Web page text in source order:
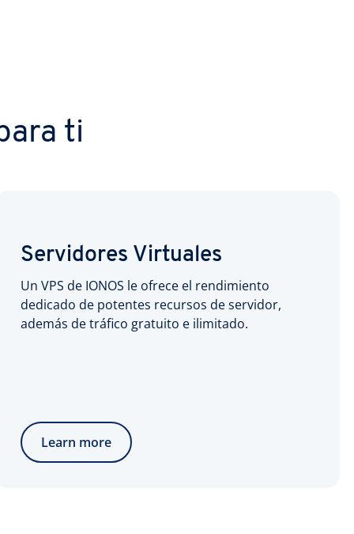
ti
Servidores Virtuales
Un VPS de IONOS le ofrece el rendimiento
dedicado de potentes recursos de servidor,
además de tráfico gratuito e ilimitado.
Learn more